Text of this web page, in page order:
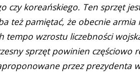
czy koreańskiego. Ten sprzęt
też pamiętać, że obecnie
tempo wzrostu liczebności
sprzęt powinien
przez prezydenta